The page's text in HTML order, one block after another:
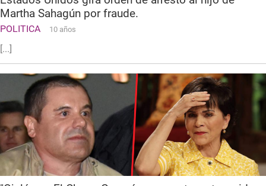
Martha Sahagún por fraude.
POLITICA 10 años
[...]